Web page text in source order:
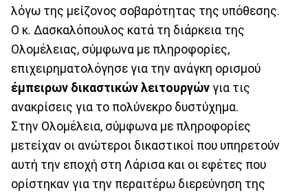
λόγω της μείζονος σοβαρότητας της υπόθεσης.
Ο κ. Δασκαλόπουλος κατά τη διάρκεια της
Ολομέλειας, σύμφωνα με πληροφορίες,
επιχειρηματολόγησε για την ανάγκη ορισμού
έμπειρων δικαστικών λειτουργών για τις
ανακρίσεις για το πολύνεκρο δυστύχημα.
Στην Ολομέλεια, σύμφωνα με πληροφορίες
μετείχαν οι ανώτεροι δικαστικοί που υπηρετούν
αυτή την εποχή στη Λάρισα και οι εφέτες που
ορίστηκαν για την περαιτέρω διερεύνηση της